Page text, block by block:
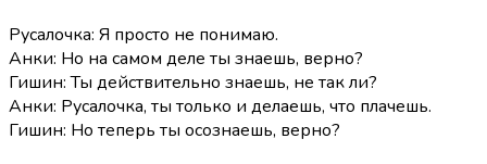
Русалочка: Я просто не понимаю.
Анки: Но на самом деле ты знаешь, верно?
Гишин: Ты действительно знаешь, не так ли?
Анки: Русалочка, ты только и делаешь, что плачешь.
Гишин: Но теперь ты осознаешь, верно?